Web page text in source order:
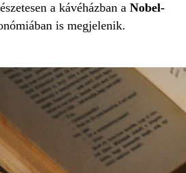
a kávéházban a Nobel-
is megjelenik.